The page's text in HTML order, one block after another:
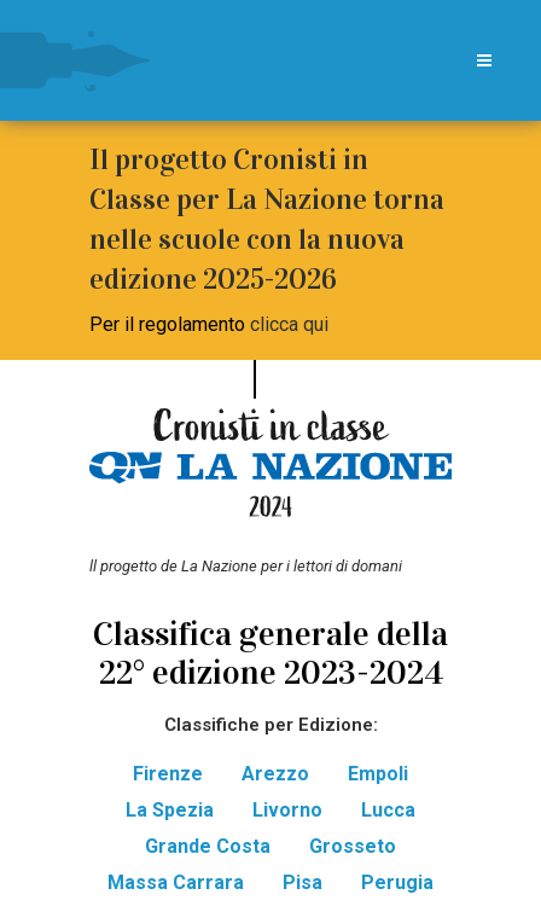
Il progetto Cronisti in
Classe per La Nazione torna
nelle scuole con la nuova
edizione 2025-2026
Per il regolamento clicca qui
ll progetto de La Nazione per i lettori di domani
Classifica generale della
22° edizione 2023-2024
Classifiche per Edizione:
Firenze Arezzo
Empoli
La Spezia
Livorno
Lucca
Grande Costa
Grosseto
Massa Carrara
Pisa
Perugia